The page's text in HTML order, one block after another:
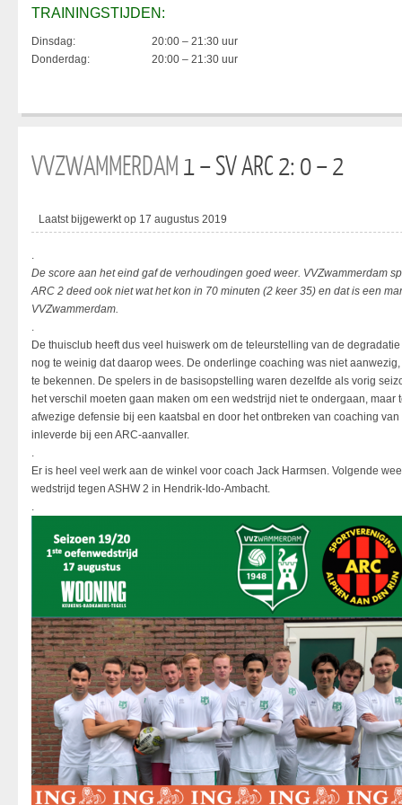
TRAININGSTIJDEN:
Dinsdag:
20:00 – 21:30 uur
Donderdag:
20:00 – 21:30 uur
VVZWAMMERDAM 1 – SV ARC 2: 0 – 2
Laatst bijgewerkt op 17 augustus 2019
.
De score aan het eind gaf de verhoudingen goed weer. VVZwammerdam
ARC 2 deed ook niet wat het kon in 70 minuten (2 keer 35) en dat is een
VVZwammerdam.
.
De thuisclub heeft dus veel huiswerk om de teleurstelling van de
nog te weinig dat daarop wees. De onderlinge coaching was niet
te bekennen. De spelers in de basisopstelling waren dezelfde als vorig
het verschil moeten gaan maken om een wedstrijd niet te ondergaan,
afwezige defensie bij een kaatsbal en door het ontbreken van coaching
inleverde bij een ARC-aanvaller.
.
Er is heel veel werk aan de winkel voor coach Jack Harmsen. Volgende
wedstrijd tegen ASHW 2 in Hendrik-Ido-Ambacht.
.